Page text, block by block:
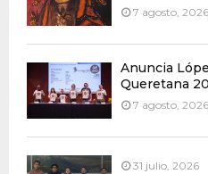
7 agosto, 2026
Anuncia
Queretana
7 agosto, 2026
31 julio, 2026